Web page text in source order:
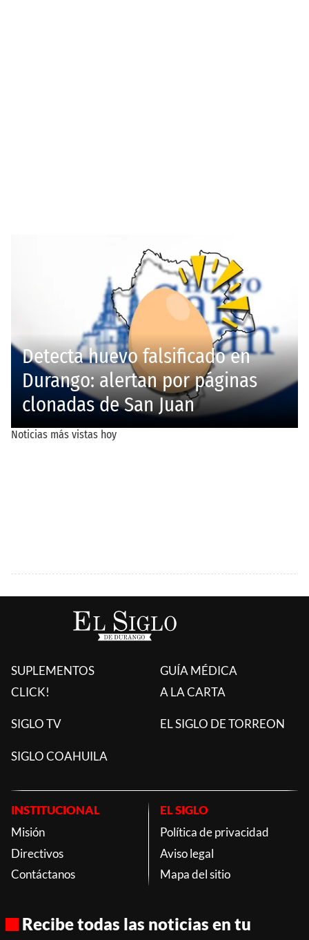
SUPLEMENTOS
CLICK!
GUÍA MÉDICA
A LA CARTA
SIGLO TV EL SIGLO DE TORREON
SIGLO COAHUILA
INSTITUCIONAL
Misión
Directivos
Contáctanos
EL SIGLO
Política de privacidad
Aviso legal
Mapa del sitio
Recibe todas las noticias en tu